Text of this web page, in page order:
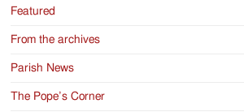
Featured
From the archives
Parish News
The Pope’s Corner